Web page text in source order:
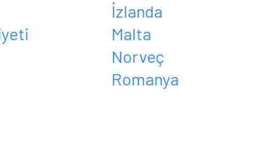
İzlanda
Malta
Norveç
Romanya